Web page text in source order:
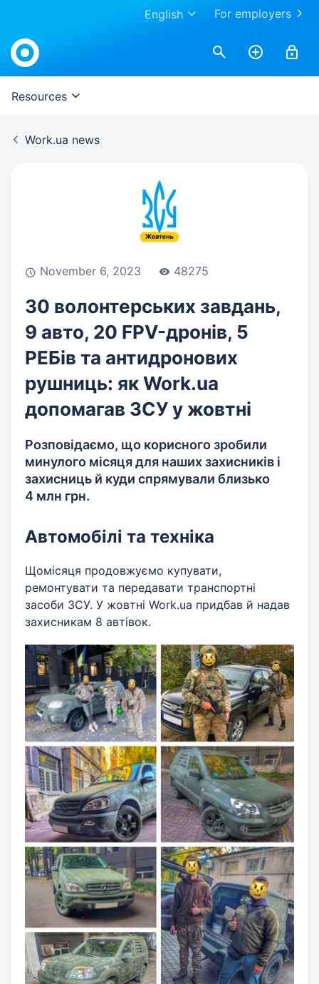
For employers
English
Work.ua
Resources
Work.ua news
November 6, 2023 48275
30 волонтерських завдань,
9 авто, 20 FPV-дронів, 5
РЕБів та антидронових
рушниць: як Work.ua
допомагав ЗСУ у жовтні
Розповідаємо, що корисного зробили
минулого місяця для наших захисників і
захисниць й куди спрямували близько
4 млн грн.
Автомобілі та техніка
Щомісяця продовжуємо купувати,
ремонтувати та передавати транспортні
засоби ЗСУ. У жовтні Work.ua придбав й надав
захисникам 8 автівок.